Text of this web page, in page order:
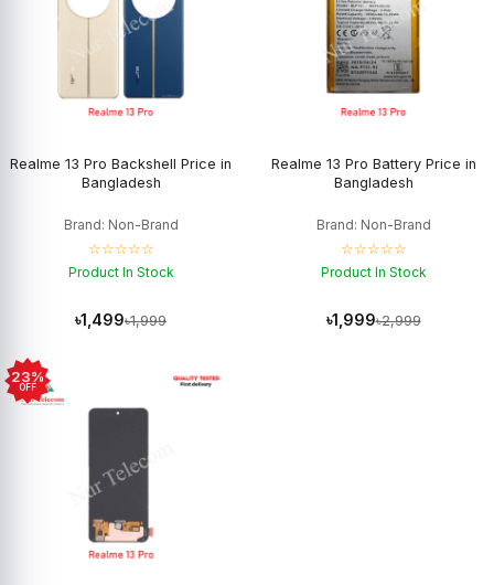
Realme 13 Pro Backshell Price in
Bangladesh
Brand: Non-Brand
☆☆☆☆☆
Product In Stock
৳1,499৳1,999
Realme 13 Pro Battery Price in
Bangladesh
Brand: Non-Brand
☆☆☆☆☆
Product In Stock
৳1,999৳2,999
23%
OFF